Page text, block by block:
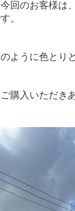
回のお客様は
。
ように色と
購入いただき